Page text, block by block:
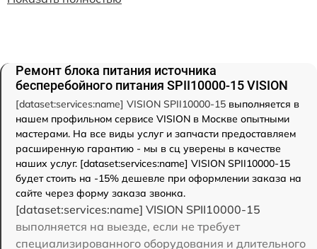
Ремонт блока питания источника
бесперебойного питания SPII10000-15 VISION
[dataset:services:name] VISION SPII10000-15 выполняется в
нашем профильном сервисе VISION в Москве опытными
мастерами. На все виды услуг и запчасти предоставляем
расширенную гарантию - мы в сц уверены в качестве
наших услуг. [dataset:services:name] VISION SPII10000-15
будет стоить на -15% дешевле при оформлении заказа на
сайте через форму заказа звонка.
[dataset:services:name] VISION SPII10000-15
выполняется на выезде, если не требует
специализированного оборудования и длительного